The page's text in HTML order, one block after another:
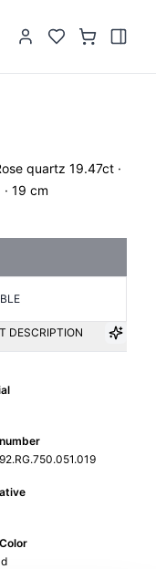
quartz 19.47ct ·
19 cm
DESCRIPTION